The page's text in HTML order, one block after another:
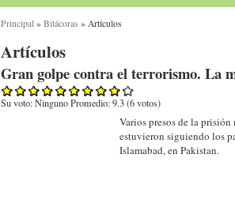
Principal» Bitácoras » Artículos
Artículos
Gran golpe contra el terrorismo. La
Su voto:Ninguno Promedio:9.3 (6votos)
Varios presos de la
estuvieron siguiendo los
Islamabad, en Pakistan.